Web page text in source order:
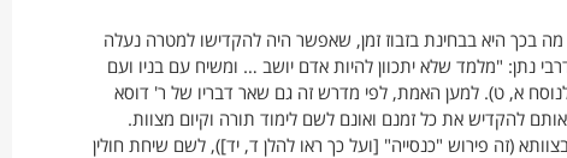
בכך היא בבחינת בזבוז זמן, שאפשר היה להקדישו למטרה נעלה
נתן: "מלמד שלא יתכוון להיות אדם יושב … ומשיח עם בניו ועם
א, ט). למען האמת, לפי מדרש זה גם שאר דבריו של ר' דוסא
להקדיש את כל זמנם ואונם לשם לימוד תורה וקיום מצוות.
(זה פירוש "כנסייה" [ועל כך ראו להלן ד, יד]), לשם שיחת חולין